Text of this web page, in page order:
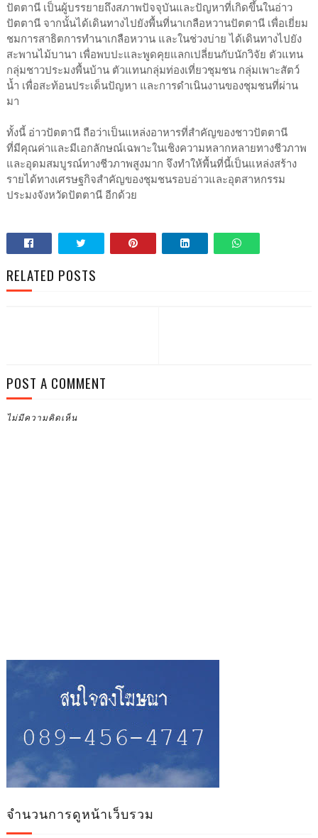
ปัตตานี เป็นผู้บรรยายถึงสภาพปัจจุบันและปัญหาที่เกิดขึ้นในอ่าว
ปัตตานี จากนั้นได้เดินทางไปยังพื้นที่นาเกลือหวานปัตตานี เพื่อเยี่ยม
ชมการสาธิตการทำนาเกลือหวาน และในช่วงบ่าย ได้เดินทางไปยัง
สะพานไม้บานา เพื่อพบปะและพูดคุยแลกเปลี่ยนกับนักวิจัย ตัวแทน
กลุ่มชาวประมงพื้นบ้าน ตัวแทนกลุ่มท่องเที่ยวชุมชน กลุ่มเพาะสัตว์
น้ำ เพื่อสะท้อนประเด็นปัญหา และการดำเนินงานของชุมชนที่ผ่าน
มา
ทั้งนี้ อ่าวปัตตานี ถือว่าเป็นแหล่งอาหารที่สำคัญของชาวปัตตานี
ที่มีคุณค่าและมีเอกลักษณ์เฉพาะในเชิงความหลากหลายทางชีวภาพ
และอุดมสมบูรณ์ทางชีวภาพสูงมาก จึงทำให้พื้นที่นี้เป็นแหล่งสร้าง
รายได้ทางเศรษฐกิจสำคัญของชุมชนรอบอ่าวและอุตสาหกรรม
ประมงจังหวัดปัตตานี อีกด้วย
RELATED POSTS
POST A COMMENT
ไม่มีความคิดเห็น
จำนวนการดูหน้าเว็บรวม